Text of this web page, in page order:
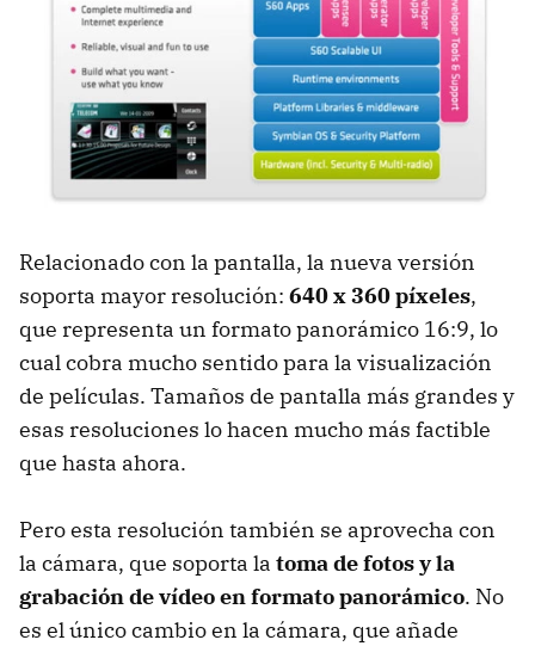
Relacionado con la pantalla, la nueva versión
soporta mayor resolución: 640 x 360 píxeles,
que representa un formato panorámico 16:9, lo
cual cobra mucho sentido para la visualización
de películas. Tamaños de pantalla más grandes y
esas resoluciones lo hacen mucho más factible
que hasta ahora.
Pero esta resolución también se aprovecha con
la cámara, que soporta la toma de fotos y la
grabación de vídeo en formato panorámico. No
es el único cambio en la cámara, que añade